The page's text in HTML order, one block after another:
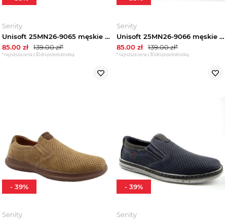
Senity
Unisoft 25MN26-9065 męskie półbuty ażurowe wiosenne brązowe
85.00 zł 139.00zł*
*najniższa cena z 30 dni przed obniżką
Senity
Unisoft 25MN26-9066 męskie półbuty ażurowe wiosenne granatowe
85.00 zł 139.00zł*
*najniższa cena z 30 dni przed obniżką
Senity
- 39%
Senity
- 39%